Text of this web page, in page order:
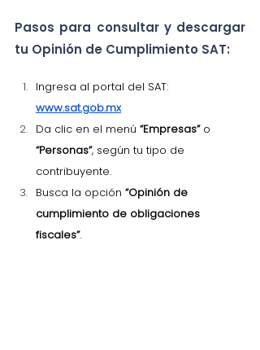
Pasos para consultar y descargar
tu Opinión de Cumplimiento SAT:
Ingresa al portal del SAT:
www.sat.gob.mx
Da clic en el menú “Empresas” o
“Personas”, según tu tipo de
contribuyente.
Busca la opción “Opinión de
cumplimiento de obligaciones
fiscales”.